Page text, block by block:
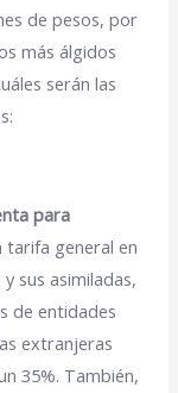
de pesos, por
más álgidos
serán las
para
tarifa general en
sus asimiladas,
de entidades
extranjeras
35%. También,